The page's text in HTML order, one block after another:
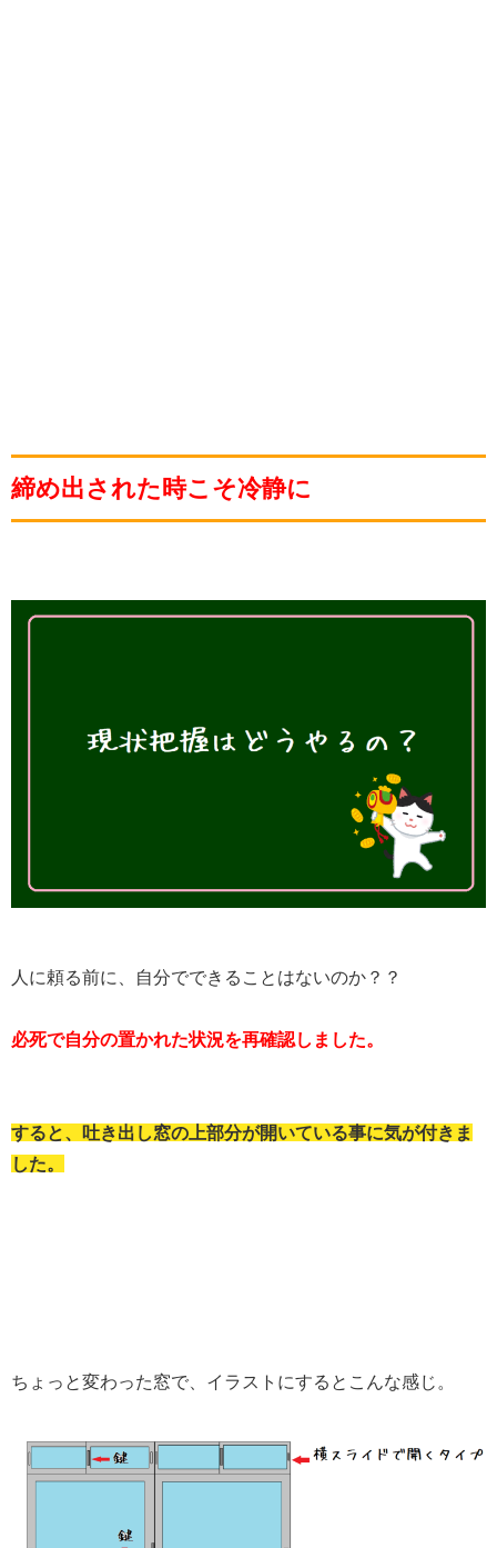
締め出された時こそ冷静に
人に頼る前に、自分でできることはないのか？？
必死で自分の置かれた状況を再確認しました。
すると、吐き出し窓の上部分が開いている事に気が付きま
した。
ちょっと変わった窓で、イラストにするとこんな感じ。